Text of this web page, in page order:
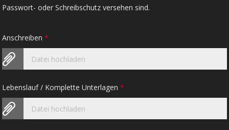
Passwort- oder Schreibschutz versehen sind.
Anschreiben*
Datei hochladen
Lebenslauf / Komplette Unterlagen*
Datei hochladen